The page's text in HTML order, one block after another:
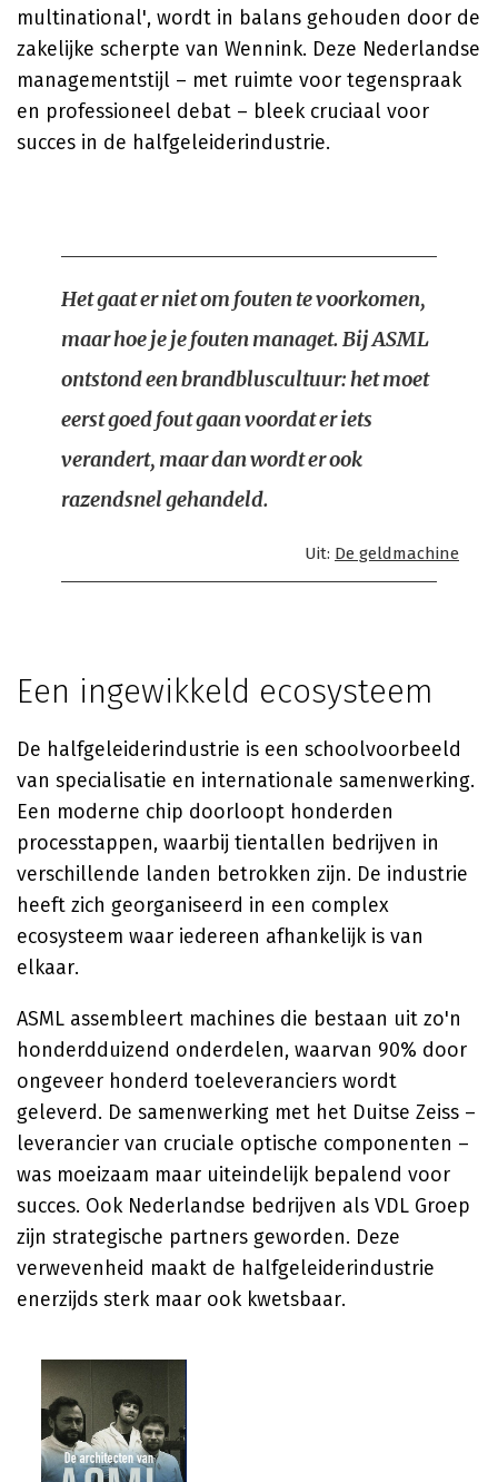
multinational', wordt in balans gehouden door de
zakelijke scherpte van Wennink. Deze Nederlandse
managementstijl – met ruimte voor tegenspraak
en professioneel debat – bleek cruciaal voor
succes in de halfgeleiderindustrie.
Het gaat er niet om fouten te voorkomen,
maar hoe je je fouten managet. Bij ASML
ontstond een brandbluscultuur: het moet
eerst goed fout gaan voordat er iets
verandert, maar dan wordt er ook
razendsnel gehandeld.
Uit: De geldmachine
Een ingewikkeld ecosysteem
De halfgeleiderindustrie is een schoolvoorbeeld
van specialisatie en internationale samenwerking.
Een moderne chip doorloopt honderden
processtappen, waarbij tientallen bedrijven in
verschillende landen betrokken zijn. De industrie
heeft zich georganiseerd in een complex
ecosysteem waar iedereen afhankelijk is van
elkaar.
ASML assembleert machines die bestaan uit zo'n
honderdduizend onderdelen, waarvan 90% door
ongeveer honderd toeleveranciers wordt
geleverd. De samenwerking met het Duitse Zeiss –
leverancier van cruciale optische componenten –
was moeizaam maar uiteindelijk bepalend voor
succes. Ook Nederlandse bedrijven als VDL Groep
zijn strategische partners geworden. Deze
verwevenheid maakt de halfgeleiderindustrie
enerzijds sterk maar ook kwetsbaar.